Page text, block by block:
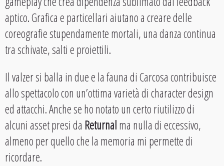
aptico. Grafica e particellari aiutano a creare delle
coreografie stupendamente mortali, una danza continua
tra schivate, salti e proiettili.
Il valzer si balla in due e la fauna di Carcosa contribuisce
allo spettacolo con un’ottima varietà di character design
ed attacchi. Anche se ho notato un certo riutilizzo di
alcuni asset presi da Returnalma nulla di eccessivo,
almeno per quello che la memoria mi permette di
ricordare.